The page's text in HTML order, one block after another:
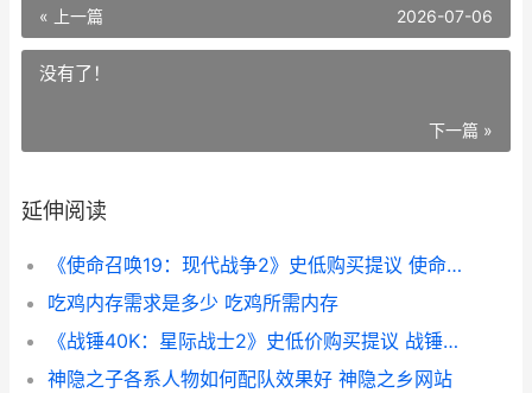
« 上一篇 2026-07-06
没有了！
下一篇 »
延伸阅读
《使命召唤19：现代战争2》史低购买提议 使命召唤19单人剧情
吃鸡内存需求是多少 吃鸡所需内存
《战锤40K：星际战士2》史低价购买提议 战锤40k星际战士2好玩吗
神隐之子各系人物如何配队效果好 神隐之乡网站